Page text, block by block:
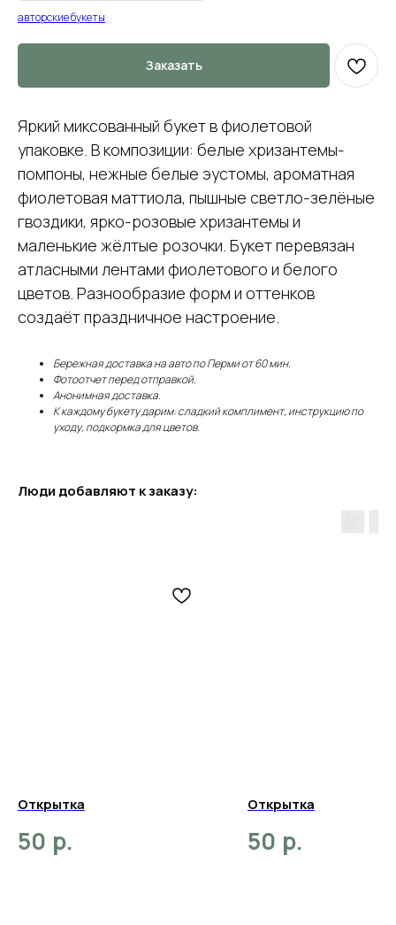
авторские букеты
Заказать
Яркий миксованный букет в фиолетовой
упаковке. В композиции: белые хризантемы-
помпоны, нежные белые эустомы, ароматная
фиолетовая маттиола, пышные светло-зелёные
гвоздики, ярко-розовые хризантемы и
маленькие жёлтые розочки. Букет перевязан
атласными лентами фиолетового и белого
цветов. Разнообразие форм и оттенков
создаёт праздничное настроение.
Бережная доставка на авто по Перми от 60 мин.
Фотоотчет перед отправкой.
Анонимная доставка.
К каждому букету дарим: сладкий комплимент, инструкцию по
уходу, подкормка для цветов.
Люди добавляют к заказу:
Открытка
50 р.
Открытка
50 р.